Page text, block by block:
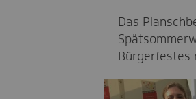
Das
Bürgerfestes